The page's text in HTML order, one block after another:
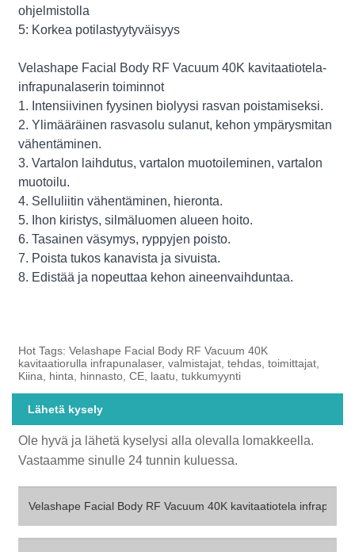
ohjelmistolla
5: Korkea potilastyytyväisyys
Velashape Facial Body RF Vacuum 40K kavitaatiotela-
infrapunalaserin toiminnot
1. Intensiivinen fyysinen biolyysi rasvan poistamiseksi.
2. Ylimääräinen rasvasolu sulanut, kehon ympärysmitan
vähentäminen.
3. Vartalon laihdutus, vartalon muotoileminen, vartalon
muotoilu.
4. Selluliitin vähentäminen, hieronta.
5. Ihon kiristys, silmäluomen alueen hoito.
6. Tasainen väsymys, ryppyjen poisto.
7. Poista tukos kanavista ja sivuista.
8. Edistää ja nopeuttaa kehon aineenvaihduntaa.
Hot Tags: Velashape Facial Body RF Vacuum 40K
kavitaatiorulla infrapunalaser, valmistajat, tehdas, toimittajat,
Kiina, hinta, hinnasto, CE, laatu, tukkumyynti
Lähetä kysely
Ole hyvä ja lähetä kyselysi alla olevalla lomakkeella.
Vastaamme sinulle 24 tunnin kuluessa.